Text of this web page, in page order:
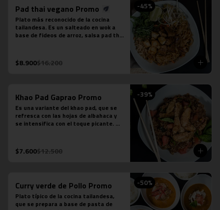
-45%
Pad thai vegano Promo
Plato más reconocido de la cocina
tailandesa. Es un salteado en wok a
base de fideos de arroz, salsa pad thai
de dragón, tofu y limón sutil. No
contiene salsa de pescado ni salsa de
$8.900$16.200
-39%
Khao Pad Gaprao Promo
Es una variante del khao pad, que se
refresca con las hojas de albahaca y
se intensifica con el toque picante.
*Plato levemente picante
$7.600$12.500
-50%
Curry verde de Pollo Promo
Plato típico de la cocina tailandesa,
que se prepara a base de pasta de